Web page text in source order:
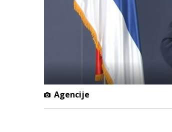
Agencije